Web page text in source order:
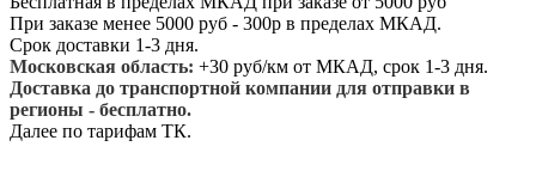
При заказе менее 5000 руб - 300р в пределах МКАД.
Срок доставки 1-3 дня.
Московская область: +30 руб/км от МКАД, срок 1-3 дня.
Доставка до транспортной компании для отправки в
регионы - бесплатно.
Далее по тарифам ТК.